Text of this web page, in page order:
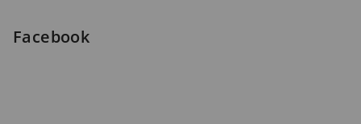
Facebook